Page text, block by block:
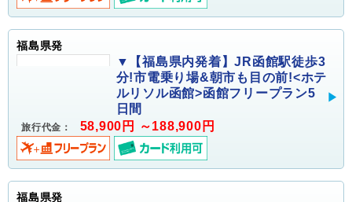
福島県発
▼【福島県内発着】JR函館駅徒歩3
分!市電乗り場&朝市も目の前!<ホテ
ルリソル函館>函館フリープラン5
日間
旅行代金： 58,900円 ～188,900円
福島県発